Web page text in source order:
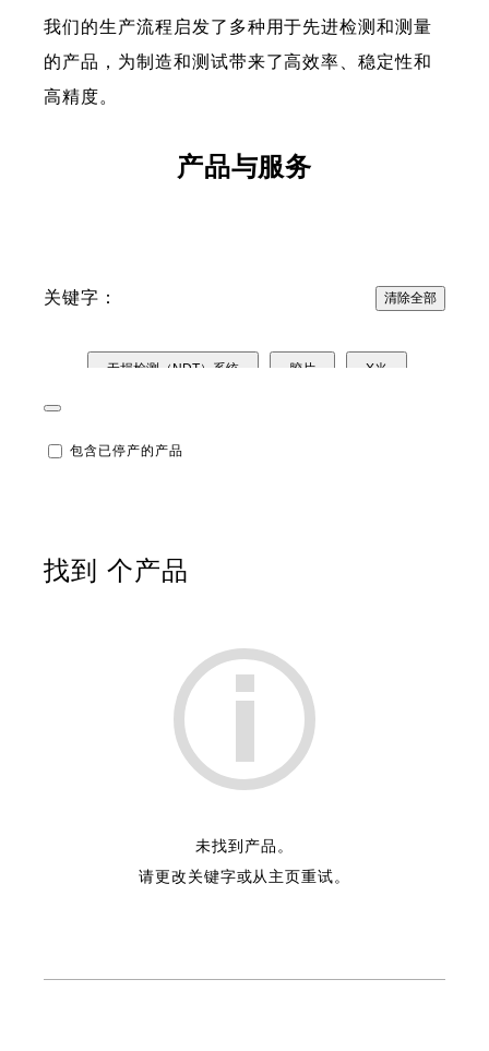
我们的生产流程启发了多种用于先进检测和测量
的产品，为制造和测试带来了高效率、稳定性和
高精度。
产品与服务
关键字： 清除全部
无损检测（NDT）系统 胶片 X光
包含已停产的产品
找到 个产品
未找到产品。
请更改关键字或从主页重试。